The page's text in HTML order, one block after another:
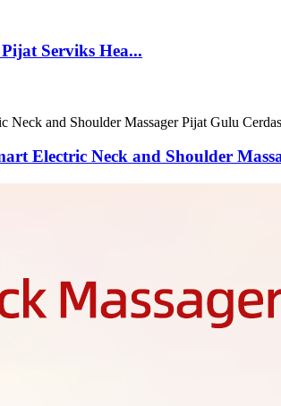
Serviks Hea...
Electric Neck and Shoulder